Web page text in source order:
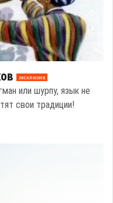
эксклюзив
или шурпу, язык не
свои традиции!